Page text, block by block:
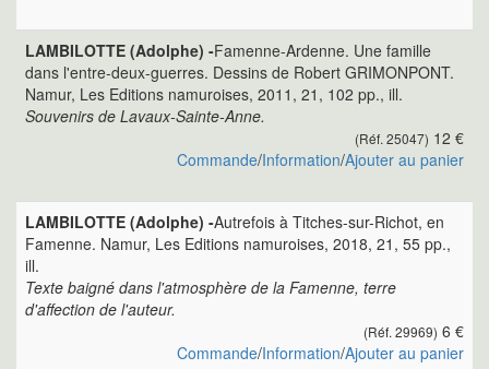
LAMBILOTTE (Adolphe) -Famenne-Ardenne. Une famille
dans l'entre-deux-guerres. Dessins de Robert GRIMONPONT.
Namur, Les Editions namuroises, 2011, 21, 102 pp., ill.
Souvenirs de Lavaux-Sainte-Anne.
(Réf. 25047) 12 €
Commande/Information/Ajouter au panier
LAMBILOTTE (Adolphe) -Autrefois à Titches-sur-Richot, en
Famenne. Namur, Les Editions namuroises, 2018, 21, 55 pp.,
ill.
Texte baigné dans l'atmosphère de la Famenne, terre
d'affection de l'auteur.
(Réf. 29969) 6 €
Commande/Information/Ajouter au panier